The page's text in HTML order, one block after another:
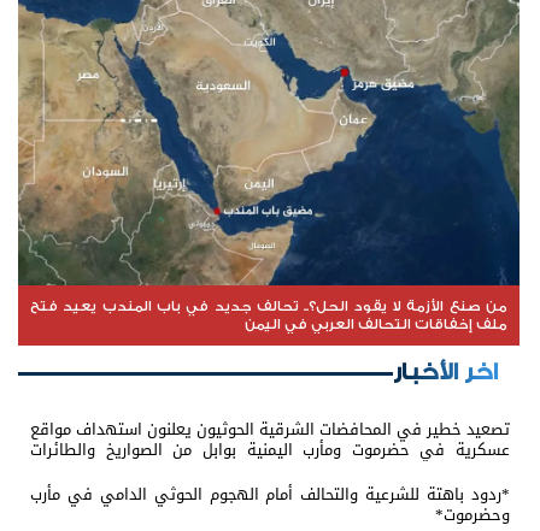
من صنع الأزمة لا يقود الحل؟.. تحالف جديد في باب المندب يعيد فتح
ملف إخفاقات التحالف العربي في اليمن
اخر الأخبار
تصعيد خطير في المحافضات الشرقية الحوثيون يعلنون استهداف مواقع
عسكرية في حضرموت ومأرب اليمنية بوابل من الصواريخ والطائرات
*ردود باهتة للشرعية والتحالف أمام الهجوم الحوثي الدامي في مأرب
وحضرموت*